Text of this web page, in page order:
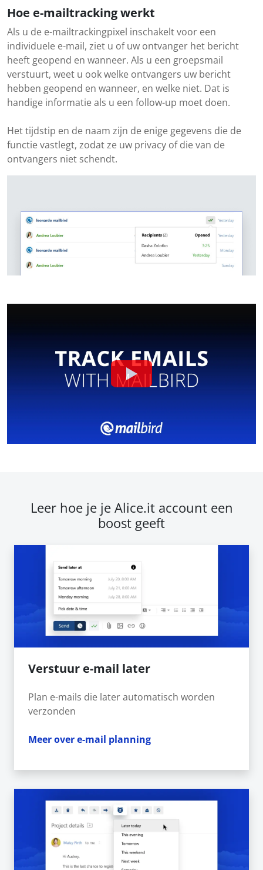
Hoe e-mailtracking werkt
Als u de e-mailtrackingpixel inschakelt voor een
individuele e-mail, ziet u of uw ontvanger het bericht
heeft geopend en wanneer. Als u een groepsmail
verstuurt, weet u ook welke ontvangers uw bericht
hebben geopend en wanneer, en welke niet. Dat is
handige informatie als u een follow-up moet doen.
Het tijdstip en de naam zijn de enige gegevens die de
functie vastlegt, zodat ze uw privacy of die van de
ontvangers niet schendt.
Leer hoe je je Alice.it account een
boost geeft
Verstuur e-mail later
Plan e-mails die later automatisch worden
verzonden
Meer over e-mail planning